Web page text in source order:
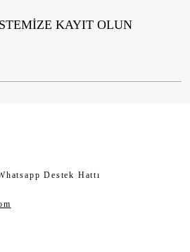
KAYIT OLUN
Destek Hattı